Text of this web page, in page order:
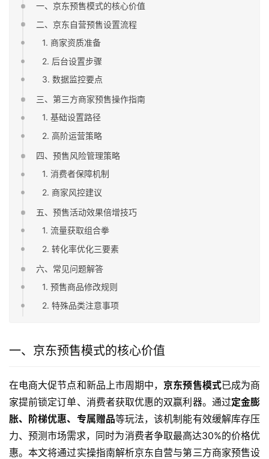
一、京东预售模式的核心价值
二、京东自营预售设置流程
1. 商家资质准备
2. 后台设置步骤
3. 数据监控要点
三、第三方商家预售操作指南
1. 基础设置路径
2. 高阶运营策略
四、预售风险管理策略
1. 消费者保障机制
2. 商家风控建议
五、预售活动效果倍增技巧
1. 流量获取组合拳
2. 转化率优化三要素
六、常见问题解答
1. 预售商品修改规则
2. 特殊品类注意事项
一、京东预售模式的核心价值
在电商大促节点和新品上市周期中， 京东预售模式已成为商
家提前锁定订单、消费者获取优惠的双赢利器。通过定金膨
胀、阶梯优惠、专属赠品等玩法，该机制能有效缓解库存压
力、预测市场需求，同时为消费者争取最高达30%的价格优
惠。本文将通过实操指南解析京东自营与第三方商家预售设